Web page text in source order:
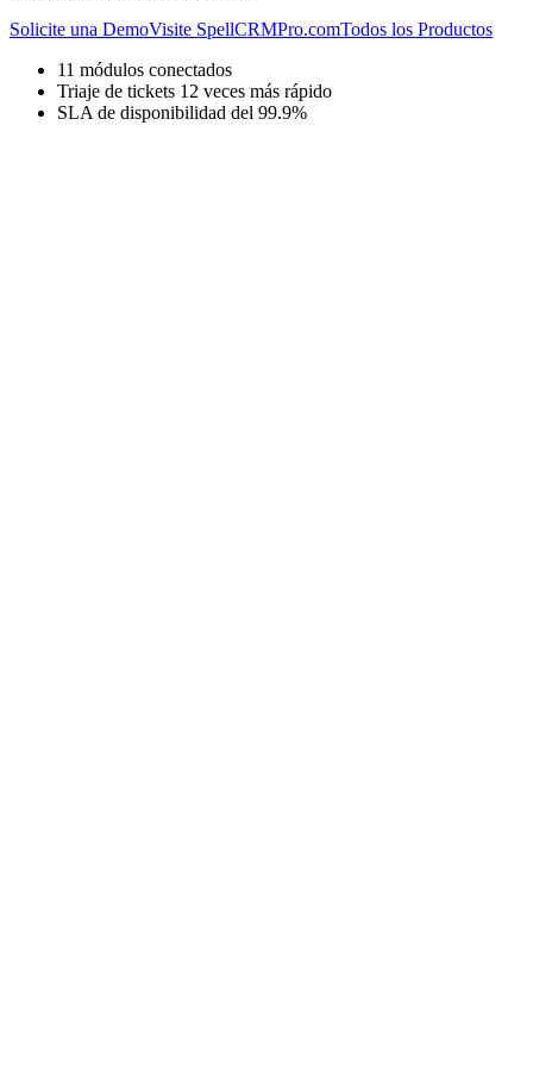
Solicite una DemoVisite SpellCRMPro.comTodos los Productos
11 módulos conectados
Triaje de tickets 12 veces más rápido
SLA de disponibilidad del 99.9%